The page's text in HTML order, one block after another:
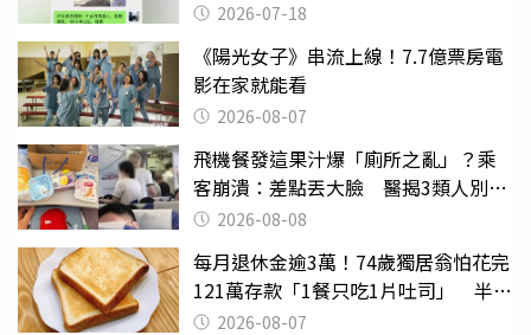
2026-07-18
《陽光女子》串流上線！7.7億票房電
影在家就能看
2026-08-07
飛機餐發這果汁爆「廁所之亂」？乘
客崩潰：差點丟大臉 醫揭3類人別亂
喝 2026-08-08
每月退休金逾3萬！74歲獨居翁怕花完
121萬存款「1餐只吃1片吐司」 半年
後暴瘦嚇壞女兒
2026-08-07